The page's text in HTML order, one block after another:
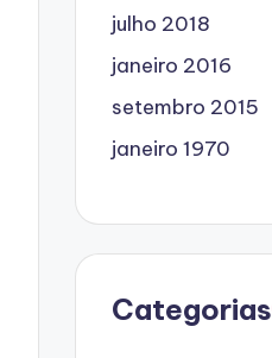
julho 2018
janeiro 2016
setembro 2015
janeiro 1970
Categorias